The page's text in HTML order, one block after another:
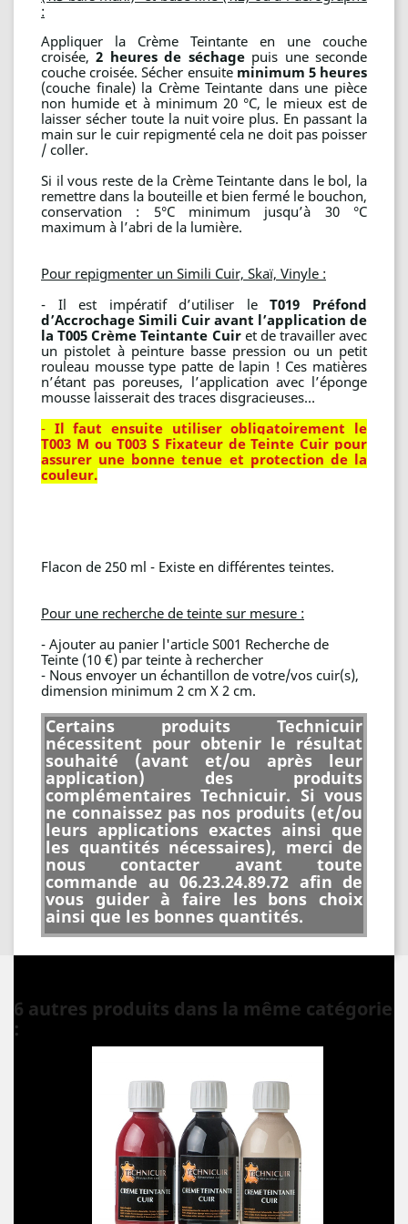
:
Appliquer la Crème Teintante en une couche
croisée,2 heures de séchagepuis une seconde
couche croisée. Sécher ensuite minimum 5 heures
(couche finale) la Crème Teintante dans une pièce
non humide et à minimum 20 °C, le mieux est de
laisser sécher toute la nuit voire plus. En passant la
main sur le cuir repigmenté cela ne doit pas poisser
/ coller.
Si il vous reste de la Crème Teintante dans le bol, la
remettre dans la bouteille et bien fermé le bouchon,
conservation : 5°C minimum jusqu’à 30 °C
maximum à l’abri de la lumière.
Pour repigmenter un Simili Cuir, Skaï, Vinyle :
- Il est impératif d’utiliser leT019 Préfond
d’Accrochage Simili Cuir avant l’application de
la T005 Crème Teintante Cuiret de travailler avec
un pistolet à peinture basse pression ou un petit
rouleau mousse type patte de lapin ! Ces matières
n’étant pas poreuses, l’application avec l’éponge
mousse laisserait des traces disgracieuses…
- Il faut ensuite utiliser obligatoirement le
T003 M ou T003 S Fixateur de Teinte Cuir pour
assurer une bonne tenue et protection de la
couleur.
Flacon de 250 ml - Existe en différentes teintes.
Pour une recherche de teinte sur mesure :
- Ajouter au panier l'article S001 Recherche de
Teinte (10 €) par teinte à rechercher
- Nous envoyer un échantillon de votre/vos cuir(s),
dimension minimum 2 cm X 2 cm.
Certains produits Technicuir
nécessitent pour obtenir le résultat
souhaité (avant et/ou après leur
application) des produits
complémentaires Technicuir. Si vous
ne connaissez pas nos produits (et/ou
leurs applications exactes ainsi que
les quantités nécessaires), merci de
nous contacter avant toute
commande au 06.23.24.89.72 afin de
vous guider à faire les bons choix
ainsi que les bonnes quantités.
6 autres produits dans la même catégorie
: